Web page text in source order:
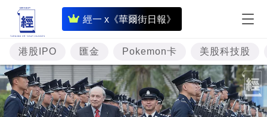
經一 x《華爾街日報》
即
時
財
經
專
題
港股IPO 匯金 Pokemon卡 美股科技股